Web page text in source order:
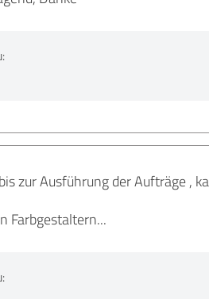
zur Ausführung der Aufträge ,
Farbgestaltern...